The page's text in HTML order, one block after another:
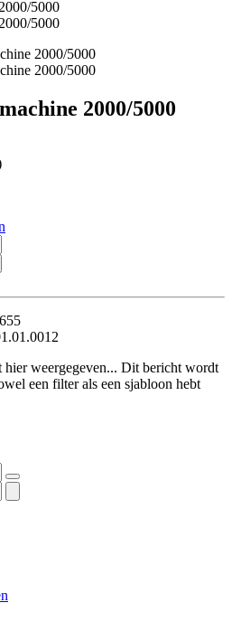
2000/5000
hier weergegeven... Dit bericht wordt
een filter als een sjabloon hebt